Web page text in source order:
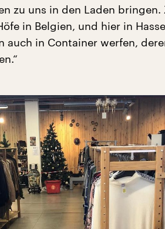
zu uns in den Laden
in Belgien, und hier in
auch in Container werfen,